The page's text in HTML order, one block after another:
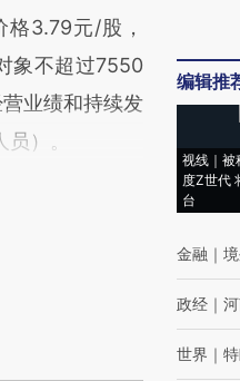
3.79元/股，
象不超过7550
业绩和持续发
）。
编辑推
视线｜被
度Z世代
台
金融 ｜
政经 ｜
世界 ｜